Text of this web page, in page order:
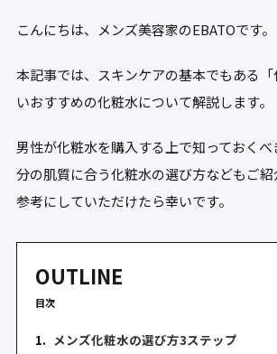
こんにちは、メンズ美容家のEBATOです。
本記事では、スキンケアの基本でもある
いおすすめの化粧水について解説します。
男性が化粧水を購入する上で知っておく
分の肌質に合う化粧水の選び方などもご紹
参考にしていただけたら幸いです。
OUTLINE
目次
1. メンズ化粧水の選び方3ステップ